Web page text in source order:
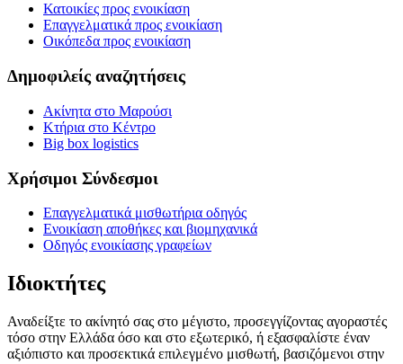
Κατοικίες προς ενοικίαση
Επαγγελματικά προς ενοικίαση
Οικόπεδα προς ενοικίαση
Δημοφιλείς αναζητήσεις
Ακίνητα στο Μαρούσι
Κτήρια στο Κέντρο
Big box logistics
Χρήσιμοι Σύνδεσμοι
Επαγγελματικά μισθωτήρια οδηγός
Ενοικίαση αποθήκες και βιομηχανικά
Οδηγός ενοικίασης γραφείων
Ιδιοκτήτες
Αναδείξτε το ακίνητό σας στο μέγιστο, προσεγγίζοντας αγοραστές
τόσο στην Ελλάδα όσο και στο εξωτερικό, ή εξασφαλίστε έναν
αξιόπιστο και προσεκτικά επιλεγμένο μισθωτή, βασιζόμενοι στην